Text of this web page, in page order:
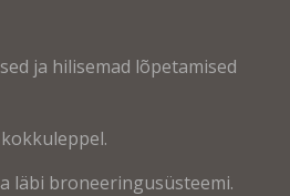
ja hilisemad lõpetamised
läbi broneeringusüsteemi.